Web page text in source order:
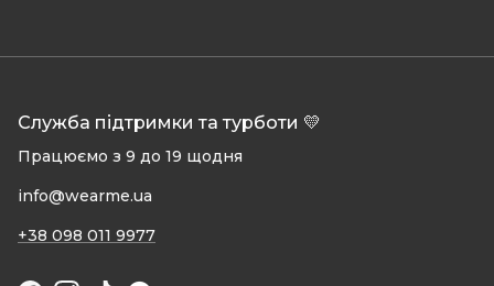
Служба підтримки та турботи 💛
Працюємо з 9 до 19 щодня
info@wearme.ua
+38 098 011 9977